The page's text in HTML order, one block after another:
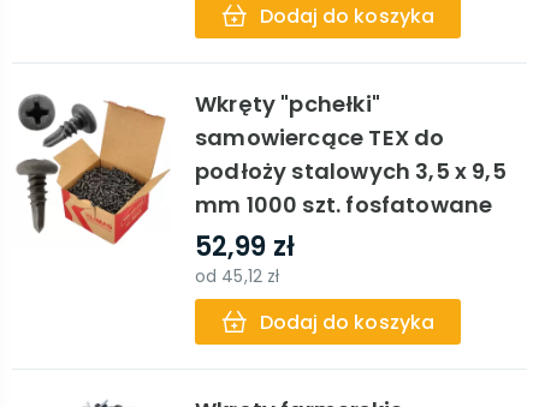
Dodaj do koszyka
Wkręty "pchełki"
samowiercące TEX do
podłoży stalowych 3,5 x 9,5
mm 1000 szt. fosfatowane
52,99 zł
od 45,12 zł
Dodaj do koszyka